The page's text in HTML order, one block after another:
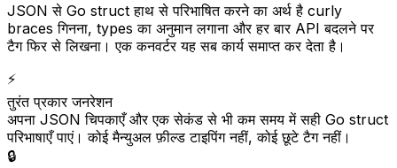
JSON से Go struct हाथ से परिभाषित करने का अर्थ है curly
braces गिनना, types का अनुमान लगाना और हर बार API बदलने पर
टैग फिर से लिखना। एक कनवर्टर यह सब कार्य समाप्त कर देता है।
⚡
तुरंत प्रकार जनरेशन
अपना JSON चिपकाएँ और एक सेकंड से भी कम समय में सही Go struct
परिभाषाएँ पाएं। कोई मैन्युअल फ़ील्ड टाइपिंग नहीं, कोई छूटे टैग नहीं।
🔒